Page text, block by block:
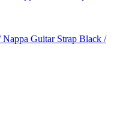
Guitar Strap Black /